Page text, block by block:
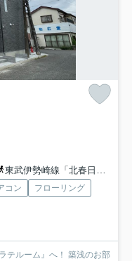
東武伊勢崎線「北春日部」駅 徒歩18分
コン
フローリング
テルーム』へ！ 築浅のお部